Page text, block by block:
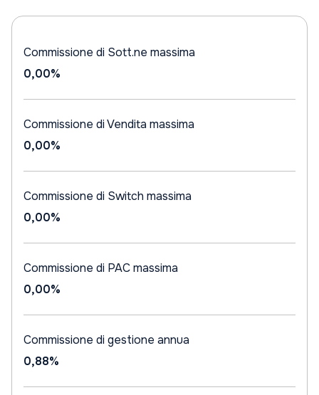
Commissione di Sott.ne massima
0,00%
Commissione di Vendita massima
0,00%
Commissione di Switch massima
0,00%
Commissione di PAC massima
0,00%
Commissione di gestione annua
0,88%